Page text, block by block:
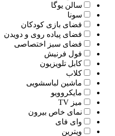
سالن یوگا
سونا
فضای بازی کودکان
فضای پیاده روی و دویدن
فضای سبز اختصاصی
فول فرنیش
کابل تلویزیون
کلاب
ماشین لباسشویی
مایکروویو
میز TV
نمای خاص بیرون
وای فای
ویترین